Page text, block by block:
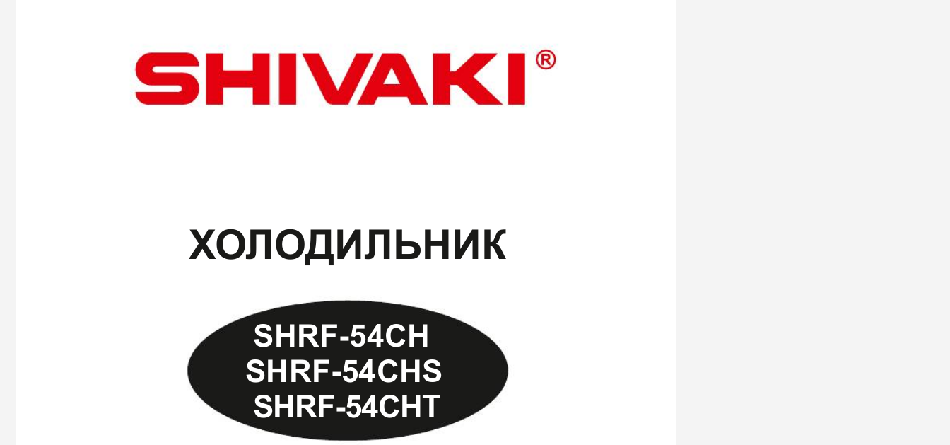
ХОЛОДИЛЬНИК
SHRF-54CH
SHRF-54CH S
SHRF-54CH T